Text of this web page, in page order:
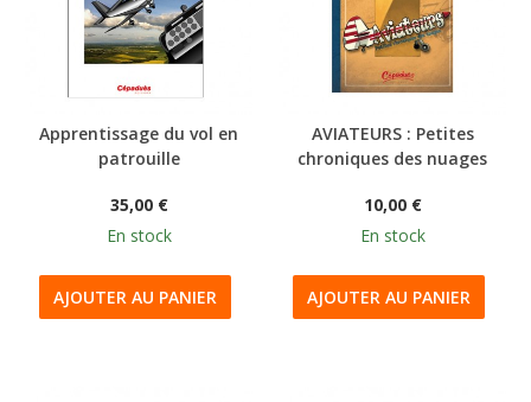
Apprentissage du vol en
patrouille
35,00 €
En stock
AJOUTER AU PANIER
AVIATEURS : Petites
chroniques des nuages
10,00 €
En stock
AJOUTER AU PANIER